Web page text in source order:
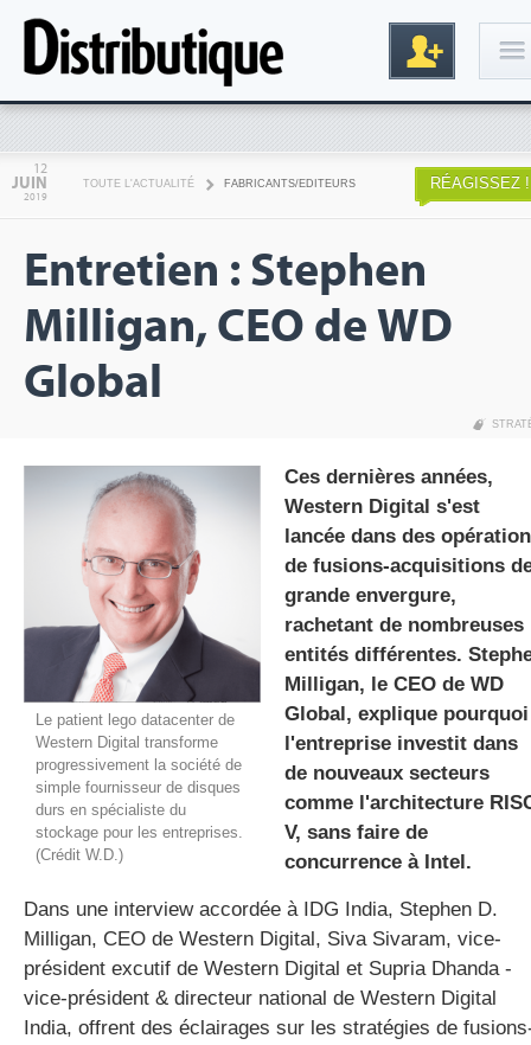
gratuite
12
JUIN
2019
TOUTE L'ACTUALITÉ FABRICANTS/EDITEURS RÉAGISSEZ !
Entretien : Stephen
Milligan, CEO de WD
Global
Le patient lego datacenter de
Western Digital transforme
progressivement la société de
simple fournisseur de disques
durs en spécialiste du
stockage pour les entreprises.
(Crédit W.D.)
Ces dernières années,
Western Digital s'est
lancée dans des
de fusions-acquisitions
grande envergure,
rachetant de nombreuses
entités différentes.
Milligan, le CEO de WD
Global, explique pourquoi
l'entreprise investit dans
de nouveaux secteurs
comme l'architecture
V, sans faire de
concurrence à Intel.
Dans une interview accordée à IDG India, Stephen D.
Milligan, CEO de Western Digital, Siva Sivaram, vice-
président excutif de Western Digital et Supria Dhanda -
vice-président & directeur national de Western Digital
India, offrent des éclairages sur les stratégies de